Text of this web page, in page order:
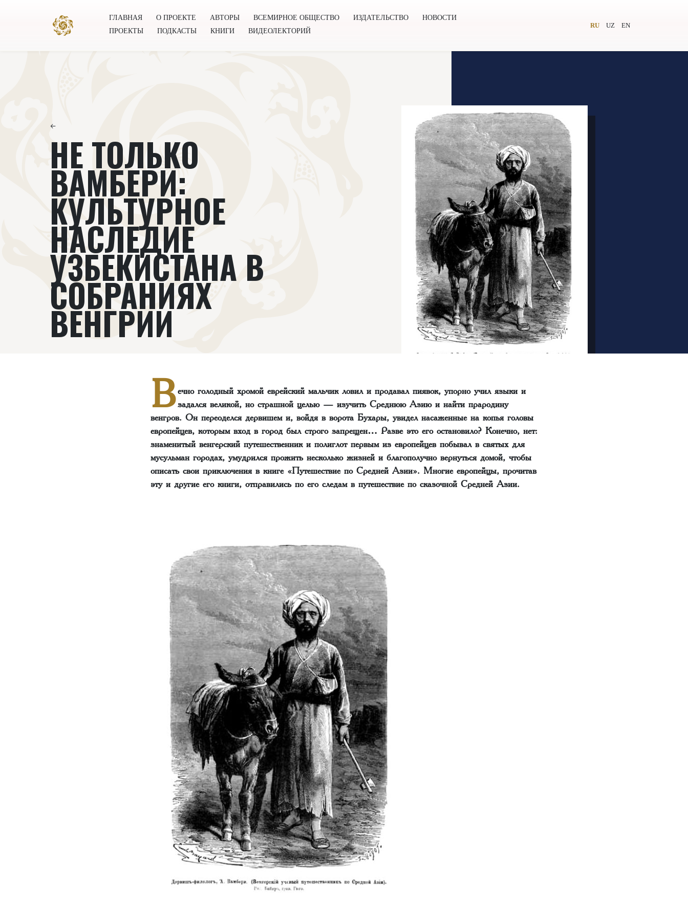
ГЛАВНАЯ О ПРОЕКТЕ АВТОРЫ ВСЕМИРНОЕ ОБЩЕСТВО ИЗДАТЕЛЬСТВО
НОВОСТИ
ПРОЕКТЫ
ПОДКАСТЫ КНИГИ ВИДЕОЛЕКТОРИЙ
RU UZ EN
←
НЕ ТОЛЬКО
ВАМБЕРИ:
КУЛЬТУРНОЕ
НАСЛЕДИЕ
УЗБЕКИСТАНА В
СОБРАНИЯХ
ВЕНГРИИ
Вечно голодный хромой еврейский мальчик ловил и продавал пиявок, упорно учил языки и
задался великой, но страшной целью — изучить Среднюю Азию и найти прародину
венгров. Он переоделся дервишем и, войдя в ворота Бухары, увидел насаженные на копья головы
европейцев, которым вход в город был строго запрещен… Разве это его остановило? Конечно, нет:
знаменитый венгерский путешественник и полиглот первым из европейцев побывал в святых для
мусульман городах, умудрился прожить несколько жизней и благополучно вернуться домой, чтобы
описать свои приключения в книге «Путешествие по Средней Азии». Многие европейцы, прочитав
эту и другие его книги, отправились по его следам в путешествие по сказочной Средней Азии.